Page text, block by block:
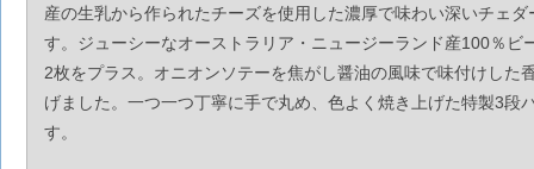
産の生乳から作られたチーズを使用した濃厚で味わい深いチェ
す。ジューシーなオーストラリア・ニュージーランド産100％ビ
2枚をプラス。オニオンソテーを焦がし醤油の風味で味付けした
げました。一つ一つ丁寧に手で丸め、色よく焼き上げた特製3段
す。